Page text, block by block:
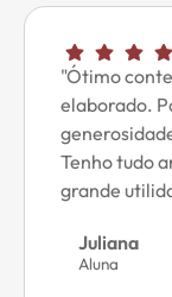
"Ótimo
elaborado.
Tenho tudo
grande
Juliana
Aluna